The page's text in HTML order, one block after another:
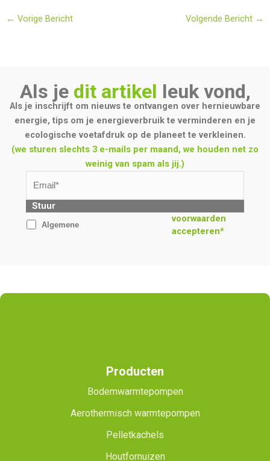
← Vorige Bericht Volgende Bericht →
Als je dit artikel leuk vond,
Als je inschrijft om nieuws te ontvangen over hernieuwbare
energie, tips om je energieverbruik te verminderen en je
ecologische voetafdruk op de planeet te verkleinen.
(we sturen slechts 3 e-mails per maand, we houden net zo
weinig van spam als jij.)
Stuur
Algemene
voorwaarden
accepteren*
Producten
Bodemwarmtepompen
Aerothermisch warmtepompen
Pelletkachels
Houtfornuizen